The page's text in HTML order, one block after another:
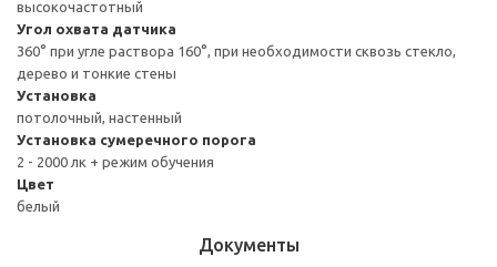
высокочастотный
Угол охвата датчика
360° при угле раствора 160°, при необходимости сквозь стекло,
дерево и тонкие стены
Установка
потолочный, настенный
Установка сумеречного порога
2 - 2000 лк + режим обучения
Цвет
белый
Документы